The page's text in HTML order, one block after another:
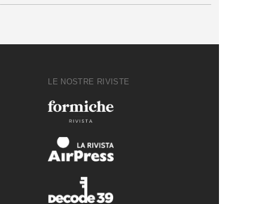
LE NOSTRE RIVISTE